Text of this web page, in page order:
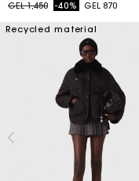
Price reduced from
GEL 1,450to-40% GEL 870
Recycled material